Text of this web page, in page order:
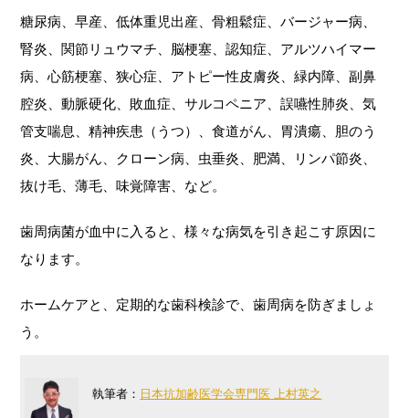
糖尿病、早産、低体重児出産、骨粗鬆症、バージャー病、
腎炎、関節リュウマチ、脳梗塞、認知症、アルツハイマー
病、心筋梗塞、狭心症、アトピー性皮膚炎、緑内障、副鼻
腔炎、動脈硬化、敗血症、サルコペニア、誤嚥性肺炎、気
管支喘息、精神疾患（うつ）、食道がん、胃潰瘍、胆のう
炎、大腸がん、クローン病、虫垂炎、肥満、リンパ節炎、
抜け毛、薄毛、味覚障害、など。
歯周病菌が血中に入ると、様々な病気を引き起こす原因に
なります。
ホームケアと、定期的な歯科検診で、歯周病を防ぎましょ
う。
執筆者： 日本抗加齢医学会専門医 上村英之